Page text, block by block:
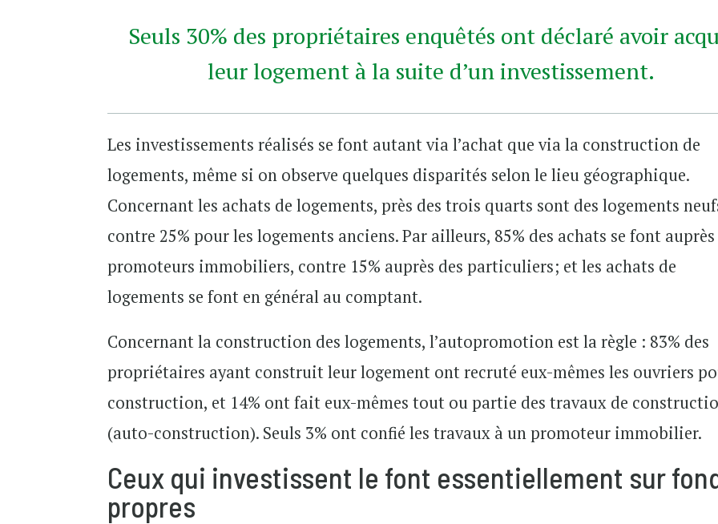
Seuls 30% des propriétaires enquêtés ont déclaré avoir
leur logement à la suite d’un investissement.
Les investissements réalisés se font autant via l’achat que via la construction de
logements, même si on observe quelques disparités selon le lieu géographique.
Concernant les achats de logements, près des trois quarts sont des logements
contre 25% pour les logements anciens. Par ailleurs, 85% des achats se font auprès
promoteurs immobiliers, contre 15% auprès des particuliers; et les achats de
logements se font en général au comptant.
Concernant la construction des logements, l’autopromotion est la règle : 83% des
propriétaires ayant construit leur logement ont recruté eux-mêmes les ouvriers
construction, et 14% ont fait eux-mêmes tout ou partie des travaux de
(auto-construction). Seuls 3% ont confié les travaux à un promoteur immobilier.
Ceux qui investissent le font essentiellement sur
propres